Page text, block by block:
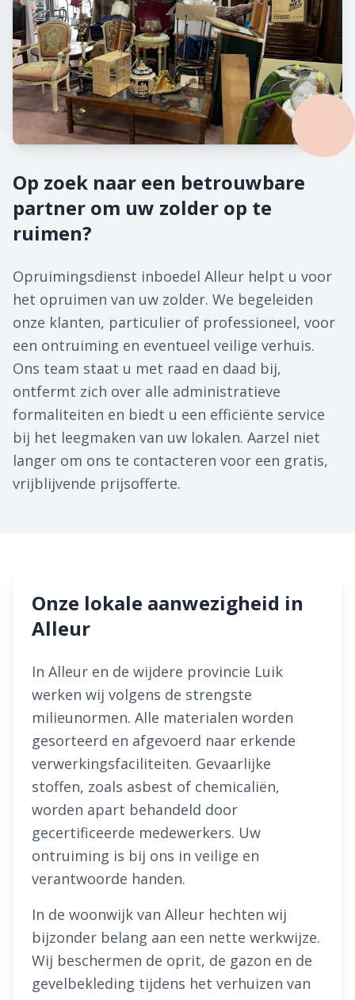
Op zoek naar een betrouwbare
partner om uw zolder op te
ruimen?
Opruimingsdienst inboedel Alleur helpt u voor
het opruimen van uw zolder. We begeleiden
onze klanten, particulier of professioneel, voor
een ontruiming en eventueel veilige verhuis.
Ons team staat u met raad en daad bij,
ontfermt zich over alle administratieve
formaliteiten en biedt u een efficiënte service
bij het leegmaken van uw lokalen. Aarzel niet
langer om ons te contacteren voor een gratis,
vrijblijvende prijsofferte.
Onze lokale aanwezigheid in
Alleur
In Alleur en de wijdere provincie Luik
werken wij volgens de strengste
milieunormen. Alle materialen worden
gesorteerd en afgevoerd naar erkende
verwerkingsfaciliteiten. Gevaarlijke
stoffen, zoals asbest of chemicaliën,
worden apart behandeld door
gecertificeerde medewerkers. Uw
ontruiming is bij ons in veilige en
verantwoorde handen.
In de woonwijk van Alleur hechten wij
bijzonder belang aan een nette werkwijze.
Wij beschermen de oprit, de gazon en de
gevelbekleding tijdens het verhuizen van